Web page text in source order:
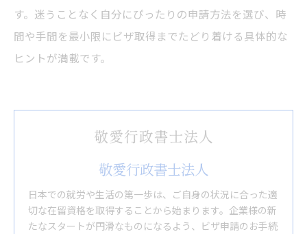
す。迷うことなく自分にぴったりの申請方法を選び、時
間や手間を最小限にビザ取得までたどり着ける具体的な
ヒントが満載です。
敬愛行政書士法人
日本での就労や生活の第一歩は、ご自身の状況に合った適
切な在留資格を取得することから始まります。企業様の新
たなスタートが円滑なものになるよう、ビザ申請のお手続